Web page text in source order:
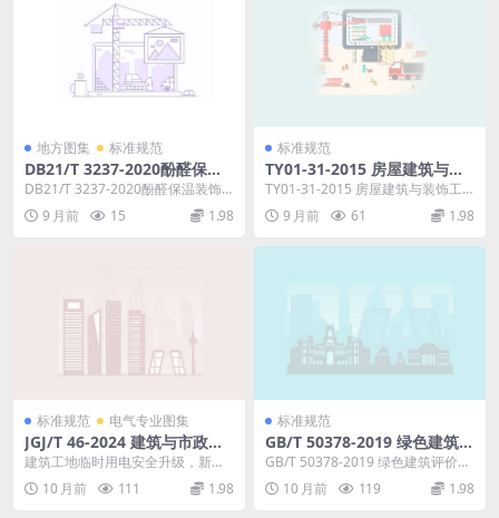
地方图集 标准规范
DB21/T 3237-2020酚醛保温
装饰板外墙外保温系统应用技
DB21/T 3237-2020酚醛保温装饰
板外墙外保温系统应用技术规程 DB
2... 9 月前 15 1.98
标准规范
TY01-31-2015 房屋建筑与装
饰工程消耗量定额
TY01-31-2015 房屋建筑与装饰工
程消耗量定额 一、《房屋建筑与装
饰工程...
9 月前 61 1.98
标准规范 电气专业图集
JGJ/T 46-2024 建筑与市政工
程施工现场临时用电安全技术
标准
建筑工地临时用电安全升级，新标
准全面解读 JGJ/T46-2024 建筑与市
政工...10 月前 111 1.98
标准规范
GB/T 50378-2019 绿色建筑评
价标准（2024年版）
GB/T 50378-2019 绿色建筑评价标
准 （2024年版） 评价与等级划...
10 月前 119 1.98